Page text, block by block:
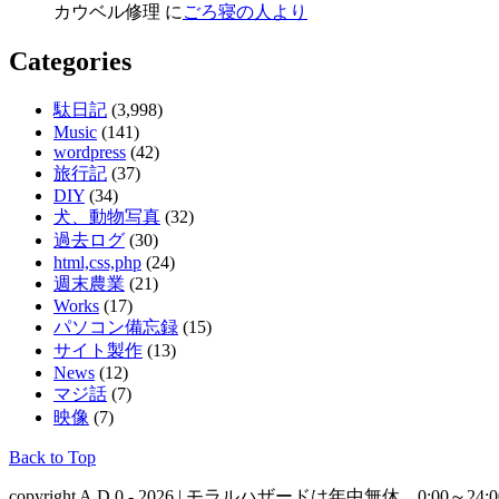
カウベル修理 に ごろ寝の人より
Categories
駄日記 (3,998)
Music (141)
wordpress (42)
旅行記 (37)
DIY (34)
犬、動物写真 (32)
過去ログ (30)
html,css,php (24)
週末農業 (21)
Works (17)
パソコン備忘録 (15)
サイト製作 (13)
News (12)
マジ話 (7)
映像 (7)
Back to Top